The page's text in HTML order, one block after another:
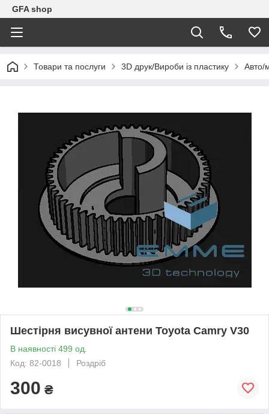
GFA shop
Товари та послуги 3D друк/Вироби із пластику Авто/
Шестірня висувної антени Toyota Camry V30
В наявності 499 од.
Код: 82-0018
Роздріб
300 ₴